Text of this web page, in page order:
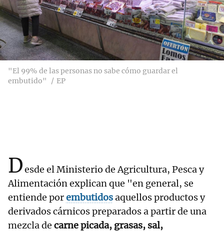
"El 99% de las personas no sabe cómo guardar el
embutido"
EP
Desde el Ministerio de Agricultura, Pesca y
Alimentación explican que "en general, se
entiende porembutidosaquellos productos y
derivados cárnicos preparados a partir de una
mezcla de carne picada, grasas, sal,